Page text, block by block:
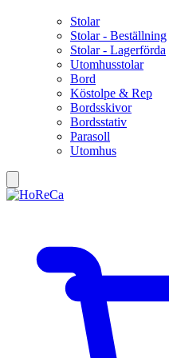
Stolar
Stolar - Beställning
Stolar - Lagerförda
Utomhusstolar
Bord
Köstolpe & Rep
Bordsskivor
Bordsstativ
Parasoll
Utomhus